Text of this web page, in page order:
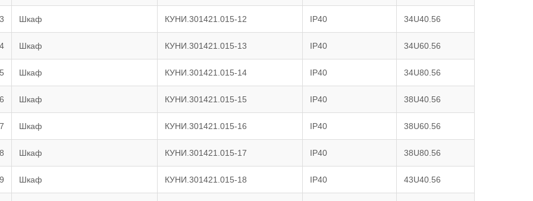
Шкаф КУНИ.301421.015-12 IP40 34U40.56
Шкаф КУНИ.301421.015-13 IP40 34U60.56
Шкаф КУНИ.301421.015-14 IP40 34U80.56
Шкаф КУНИ.301421.015-15 IP40 38U40.56
Шкаф КУНИ.301421.015-16 IP40 38U60.56
Шкаф КУНИ.301421.015-17 IP40 38U80.56
Шкаф КУНИ.301421.015-18 IP40 43U40.56